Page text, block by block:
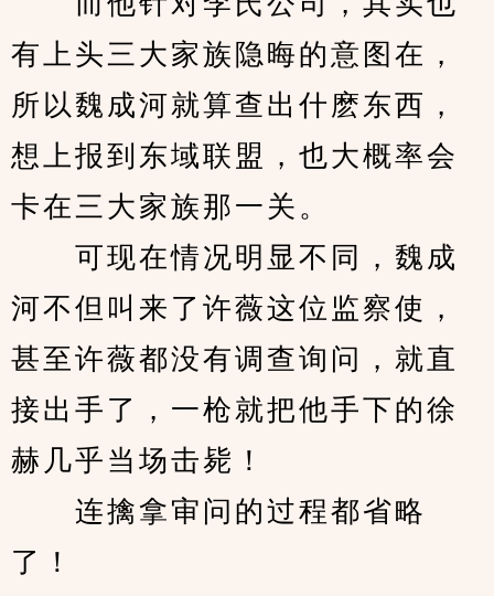
有上头三大家族隐晦的意图在，
所以魏成河就算查出什麽东西，
想上报到东域联盟，也大概率会
卡在三大家族那一关。
可现在情况明显不同，魏成
河不但叫来了许薇这位监察使，
甚至许薇都没有调查询问，就直
接出手了，一枪就把他手下的徐
赫几乎当场击毙！
连擒拿审问的过程都省略
了！